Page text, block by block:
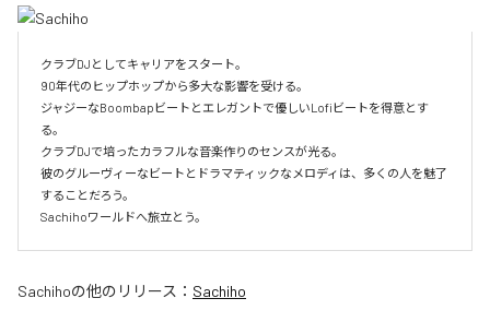
クラブDJとしてキャリアをスタート。
90年代のヒップホップから多大な影響を受ける。
ジャジーなBoombapビートとエレガントで優しいLofiビートを得意とす
る。
クラブDJで培ったカラフルな音楽作りのセンスが光る。
彼のグルーヴィーなビートとドラマティックなメロディは、多くの人を魅了
することだろう。
Sachihoワールドへ旅立とう。
Sachihoの他のリリース： Sachiho